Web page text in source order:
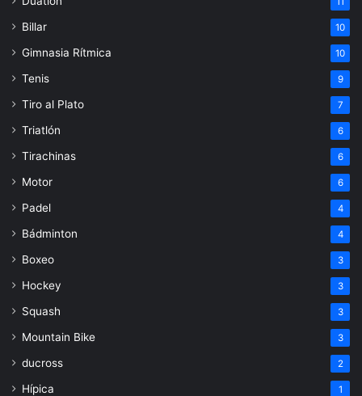
Billar 10
Gimnasia Rítmica 10
Tenis 9
Tiro al Plato 7
Triatlón 6
Tirachinas 6
Motor 6
Padel 4
Bádminton 4
Boxeo 3
Hockey 3
Squash 3
Mountain Bike 3
ducross 2
Hípica 1